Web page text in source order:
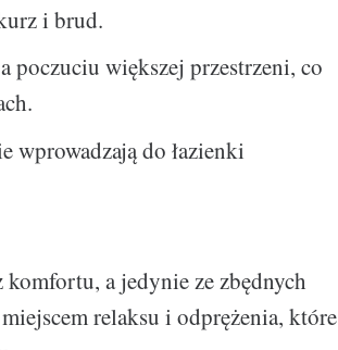
i brud.
poczuciu większej przestrzeni, co
wprowadzają do łazienki
a jedynie ze zbędnych
relaksu i odprężenia, które